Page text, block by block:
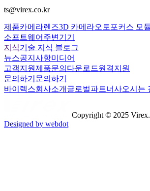
ts@virex.co.kr
제품카메라렌즈3D 카메라오토포커스 모
소프트웨어 주변기기
지식기술 지식 블로그
뉴스공지사항미디어
고객지원제품문의 다운로드원격지원
문의하기 문의하기
바이렉스회사소개 글로벌파트너사오시는
Copyright © 2025
Designed by webdot